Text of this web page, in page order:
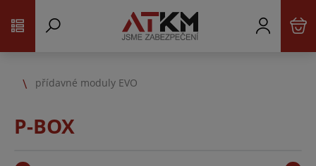
přídavné moduly EVO
P-BOX